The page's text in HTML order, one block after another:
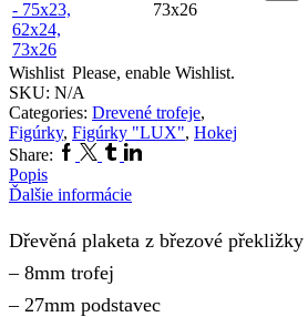
73x26
Wishlist Please, enable Wishlist.
SKU: N/A
Categories: Drevené trofeje,
Figúrky, Figúrky "LUX", Hokej
Share:
Popis
Ďalšie informácie
Dřevěná plaketa z březové překližky
– 8mm trofej
– 27mm podstavec